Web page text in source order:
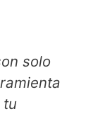
solo
tu